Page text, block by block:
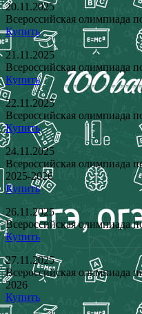
20.11.2025
Всероссийская
Купить
21.11.2025
Всероссийская олимпиада
Купить
22.11.2025
Всероссийская
Купить
24.11.2025
Всероссийская
2025-2026
Купить
26.11.2025
Всероссийская
Купить
27.11.2025
Всероссийская
2026
Купить